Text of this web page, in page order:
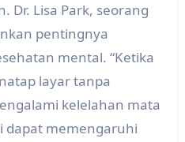
Dr. Lisa Park, seorang
pentingnya
mental. “Ketika
layar tanpa
kelelahan mata
dapat memengaruhi